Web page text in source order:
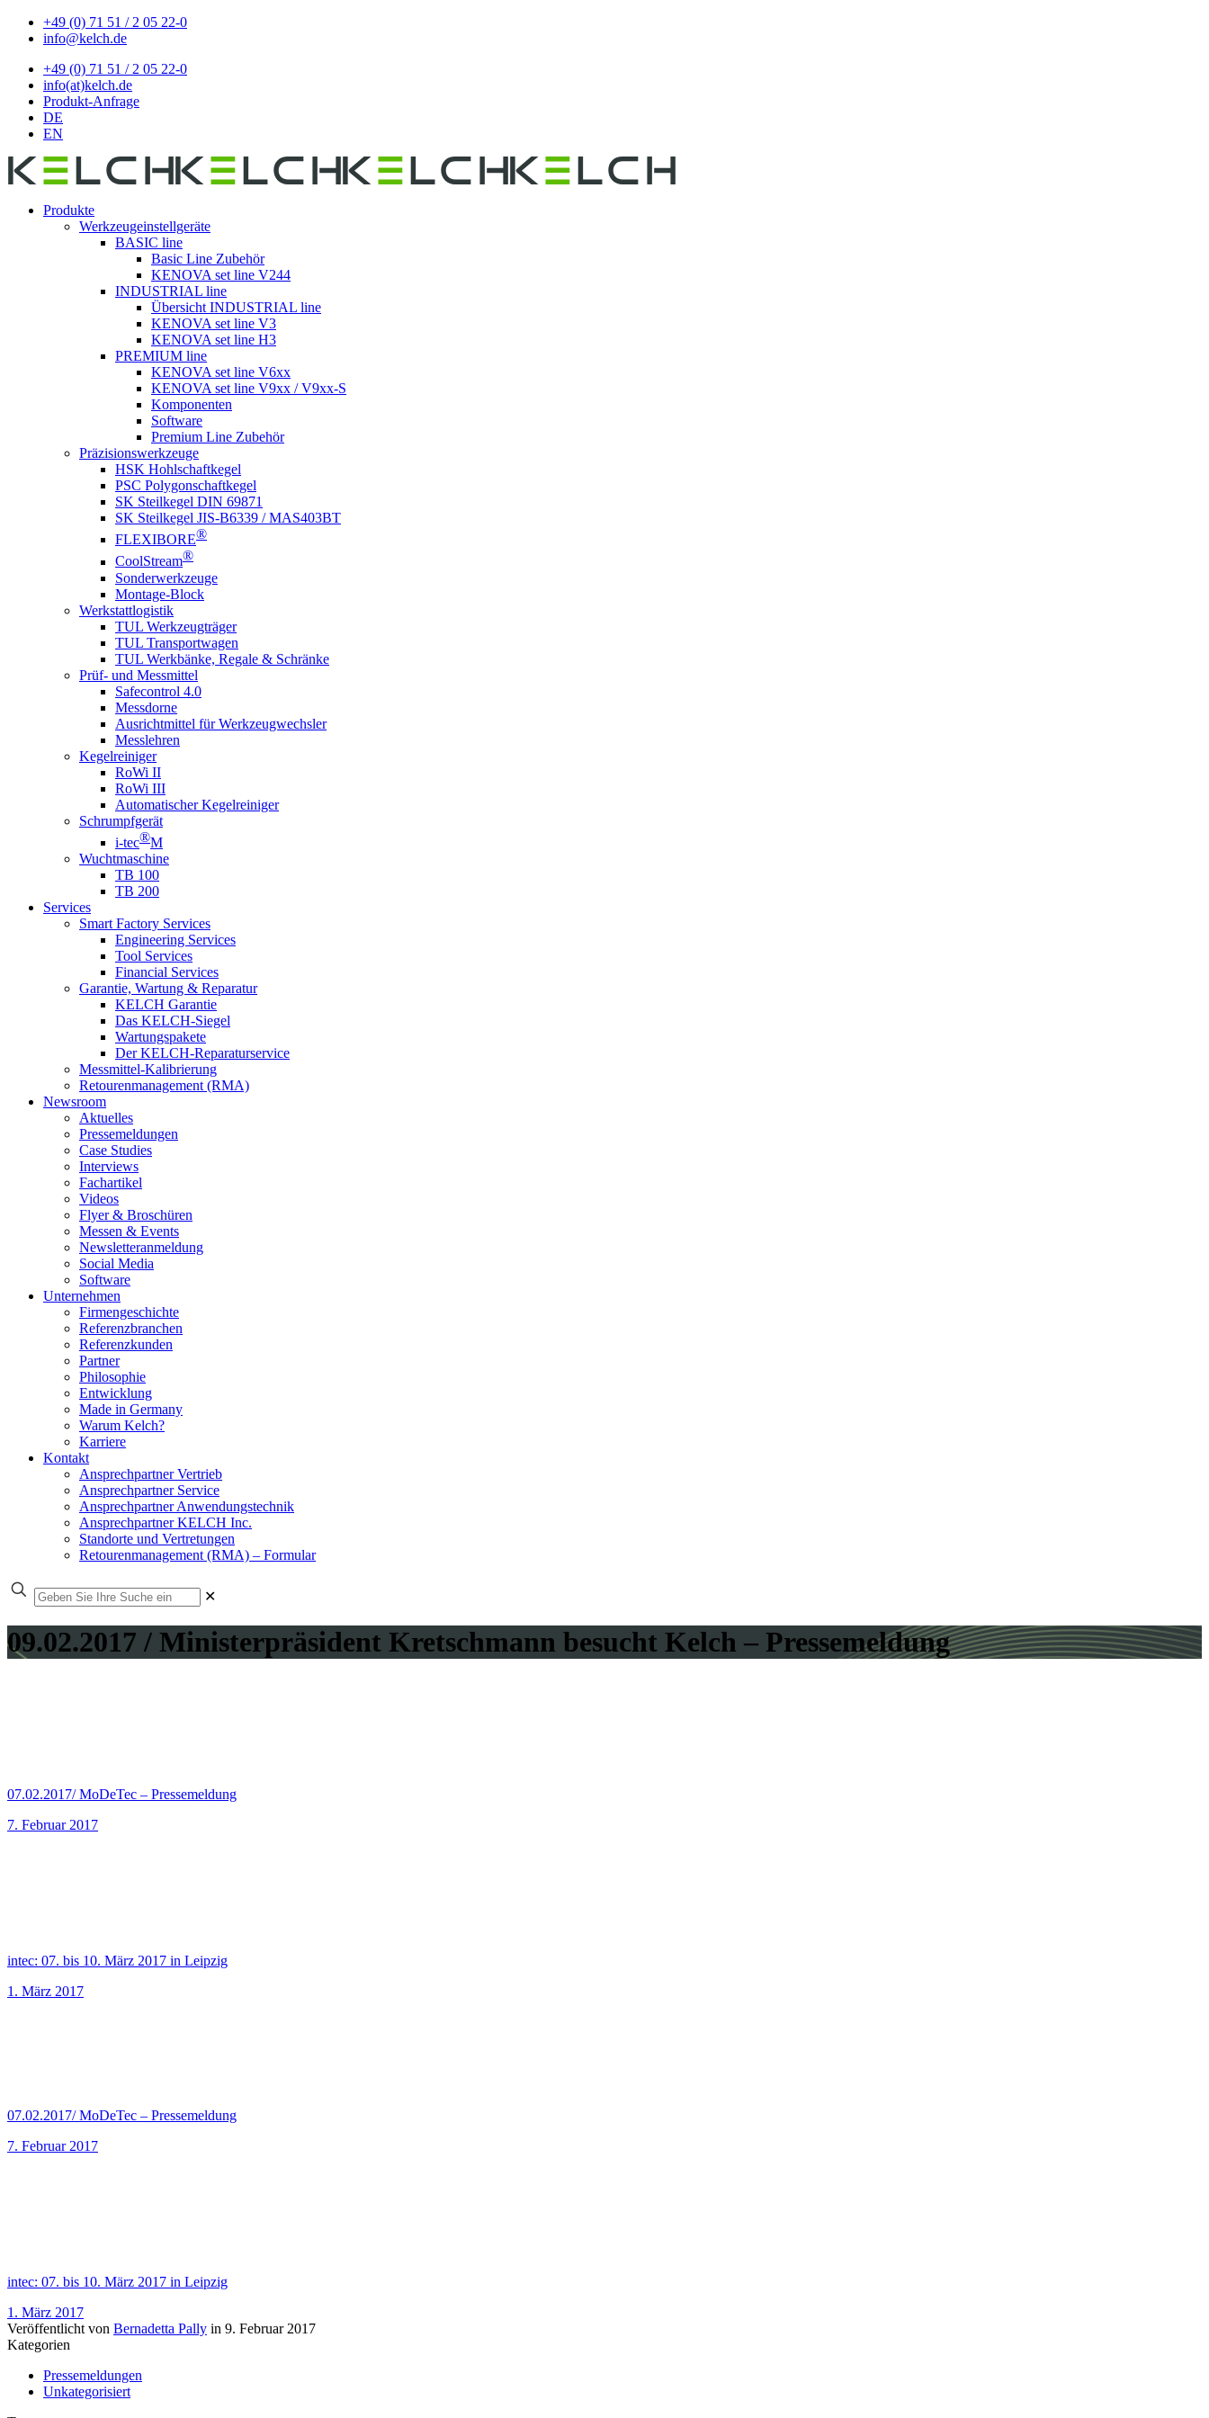
+49 (0) 71 51 / 2 05 22-0
info@kelch.de
+49 (0) 71 51 / 2 05 22-0
info(at)kelch.de
Produkt-Anfrage
DE
EN
Produkte
Werkzeugeinstellgeräte
BASIC line
Basic Line Zubehör
KENOVA set line V244
INDUSTRIAL line
Übersicht INDUSTRIAL line
KENOVA set line V3
KENOVA set line H3
PREMIUM line
KENOVA set line V6xx
KENOVA set line V9xx / V9xx-S
Komponenten
Software
Premium Line Zubehör
Präzisionswerkzeuge
HSK Hohlschaftkegel
PSC Polygonschaftkegel
SK Steilkegel DIN 69871
SK Steilkegel JIS-B6339 / MAS403BT
FLEXIBORE®
CoolStream®
Sonderwerkzeuge
Montage-Block
Werkstattlogistik
TUL Werkzeugträger
TUL Transportwagen
TUL Werkbänke, Regale & Schränke
Prüf- und Messmittel
Safecontrol 4.0
Messdorne
Ausrichtmittel für Werkzeugwechsler
Messlehren
Kegelreiniger
RoWi II
RoWi III
Automatischer Kegelreiniger
Schrumpfgerät
i-tec®M
Wuchtmaschine
TB 100
TB 200
Services
Smart Factory Services
Engineering Services
Tool Services
Financial Services
Garantie, Wartung & Reparatur
KELCH Garantie
Das KELCH-Siegel
Wartungspakete
Der KELCH-Reparaturservice
Messmittel-Kalibrierung
Retourenmanagement (RMA)
Newsroom
Aktuelles
Pressemeldungen
Case Studies
Interviews
Fachartikel
Videos
Flyer & Broschüren
Messen & Events
Newsletteranmeldung
Social Media
Software
Unternehmen
Firmengeschichte
Referenzbranchen
Referenzkunden
Partner
Philosophie
Entwicklung
Made in Germany
Warum Kelch?
Karriere
Kontakt
Ansprechpartner Vertrieb
Ansprechpartner Service
Ansprechpartner Anwendungstechnik
Ansprechpartner KELCH Inc.
Standorte und Vertretungen
Retourenmanagement (RMA) – Formular
✕
09.02.2017 / Ministerpräsident Kretschmann besucht Kelch – Pressemeldung
07.02.2017/ MoDeTec – Pressemeldung
7. Februar 2017
intec: 07. bis 10. März 2017 in Leipzig
1. März 2017
07.02.2017/ MoDeTec – Pressemeldung
7. Februar 2017
intec: 07. bis 10. März 2017 in Leipzig
1. März 2017
Veröffentlicht von Bernadetta Pally in 9. Februar 2017
Kategorien
Pressemeldungen
Unkategorisiert